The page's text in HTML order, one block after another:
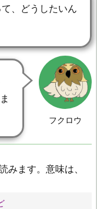
、どうしたいん
フクロウ
みます。意味は、